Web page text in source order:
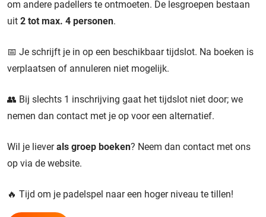
om andere padellers te ontmoeten. De lesgroepen bestaan
uit 2 tot max. 4 personen.
📅 Je schrijft je in op een beschikbaar tijdslot. Na boeken is
verplaatsen of annuleren niet mogelijk.
👥 Bij slechts 1 inschrijving gaat het tijdslot niet door; we
nemen dan contact met je op voor een alternatief.
Wil je lieverals groep boeken? Neem dan contact met ons
op via de website.
🔥 Tijd om je padelspel naar een hoger niveau te tillen!